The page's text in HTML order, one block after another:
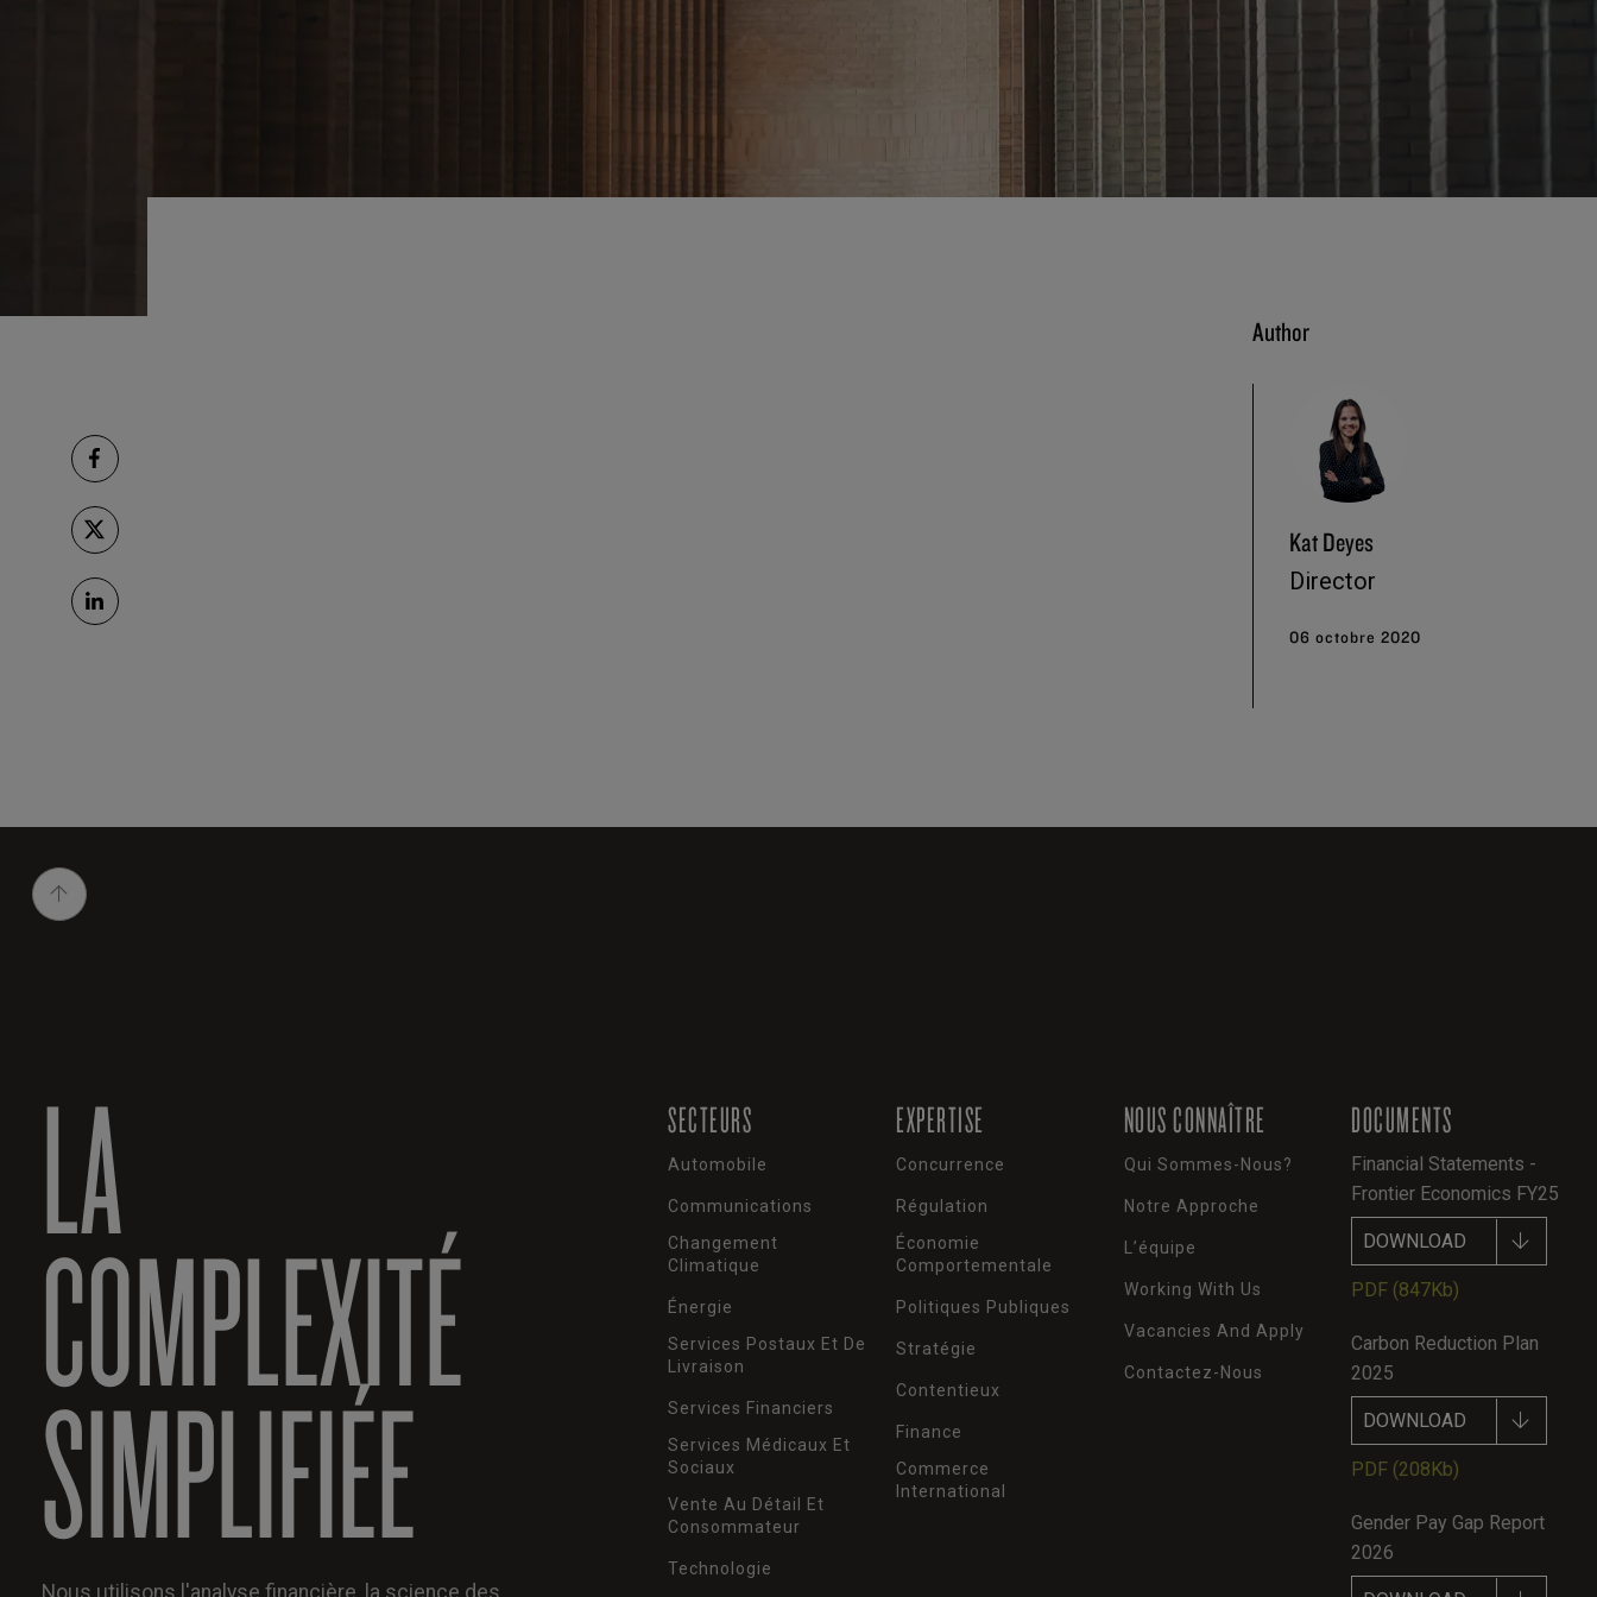
Author
Kat Deyes
Director
06 octobre 2020
LA
COMPLEXITÉ
SIMPLIFIÉE
Nous utilisons l'analyse financière, la science des
SECTEURS
Automobile
Communications
Changement
Climatique
Énergie
Services Postaux Et De
Livraison
Services Financiers
Services Médicaux Et
Sociaux
Vente Au Détail Et
Consommateur
Technologie
EXPERTISE
Concurrence
Régulation
Économie
Comportementale
Politiques Publiques
Stratégie
Contentieux
Finance
Commerce
International
NOUS CONNAÎTRE
Qui Sommes-Nous?
Notre Approche
L’équipe
Working With Us
Vacancies And Apply
Contactez-Nous
DOCUMENTS
Financial Statements -
Frontier Economics FY25
DOWNLOAD
PDF (847Kb)
Carbon Reduction Plan
2025
DOWNLOAD
PDF (208Kb)
Gender Pay Gap Report
2026